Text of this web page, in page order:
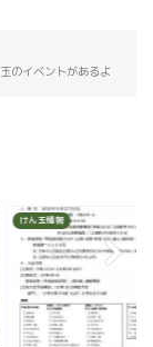
のイベントがあるよ
けん玉情報